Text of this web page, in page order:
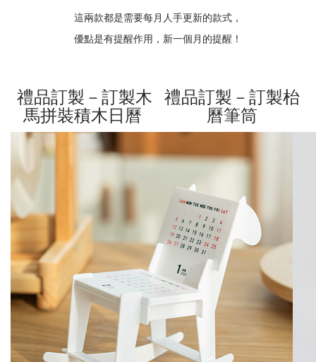
這兩款都是需要每月人手更新的款式，
優點是有提醒作用，新一個月的提醒！
禮品訂製－訂製木
馬拼裝積木日曆
禮品訂製－訂製枱
曆筆筒